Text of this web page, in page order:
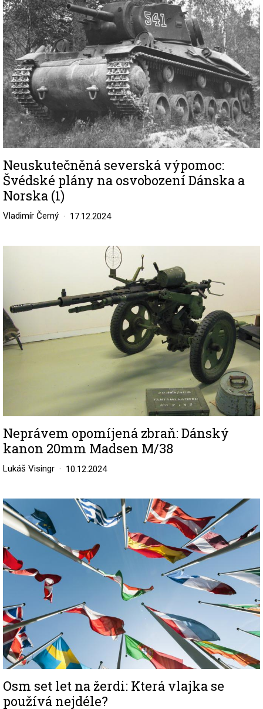
Neuskutečněná severská výpomoc:
Švédské plány na osvobození Dánska a
Norska (1)
Vladimír Černý 17.12.2024
Neprávem opomíjená zbraň: Dánský
kanon 20mm Madsen M/38
Lukáš Visingr 10.12.2024
Image
Osm set let na žerdi: Která vlajka se
používá nejdéle?